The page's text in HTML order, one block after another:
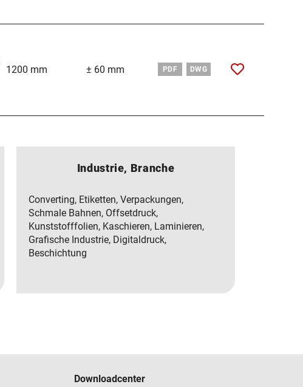
1200 mm ± 60 mm PDF DWG
Industrie, Branche
Converting, Etiketten, Verpackungen,
Schmale Bahnen, Offsetdruck,
Kunststofffolien, Kaschieren, Laminieren,
Grafische Industrie, Digitaldruck,
Beschichtung
Downloadcenter